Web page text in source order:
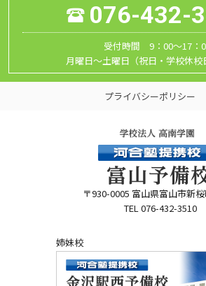
076-432-
受付時間 9：00～17：
月曜日～土曜日（祝日・学校休校
プライバシーポリシー
〒930-0005 富山県富山市新
TEL 076-432-3510
姉妹校